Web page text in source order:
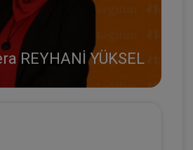
REYHANİ YÜKSEL